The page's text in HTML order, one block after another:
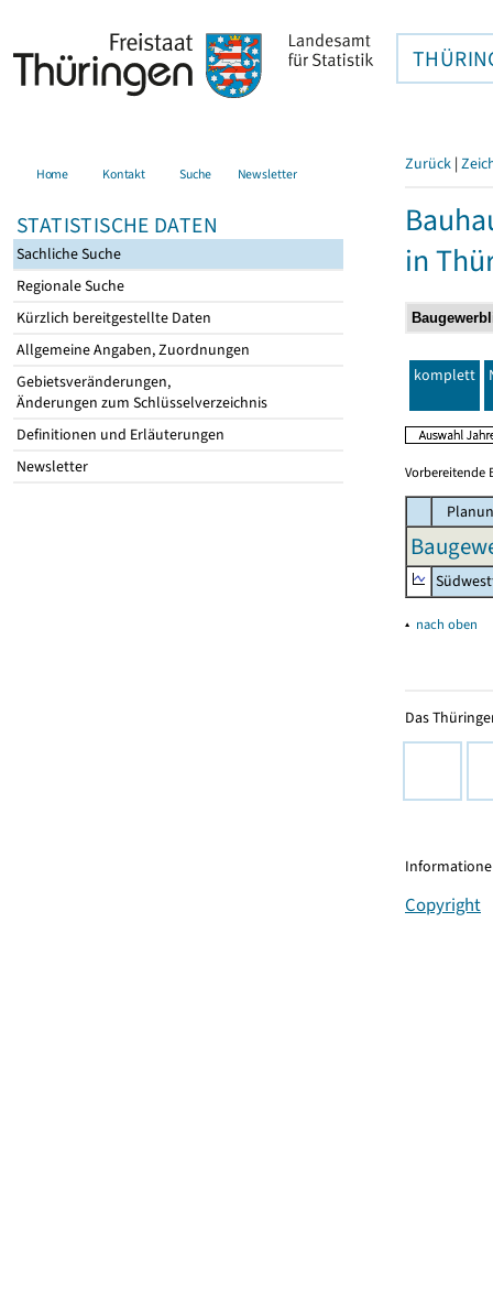
Home Kontakt Suche Newsletter
STATISTISCHE DATEN
Sachliche Suche
Regionale Suche
Kürzlich bereitgestellte Daten
Allgemeine Angaben, Zuordnungen
Gebietsveränderungen,
Änderungen zum Schlüsselverzeichnis
Definitionen und Erläuterungen
Newsletter
Zurück |
in
komplett
Vorbereitende
▴ nach oben
Das
Copyright